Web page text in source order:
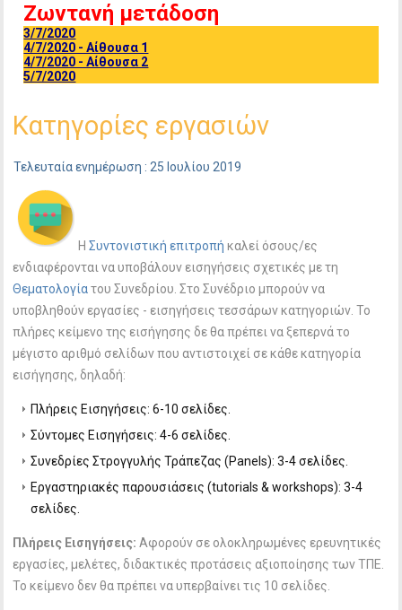
Ζωντανή μετάδοση
3/7/2020
4/7/2020 - Αίθουσα 1
4/7/2020 - Αίθουσα 2
5/7/2020
Κατηγορίες εργασιών
Τελευταία ενημέρωση : 25 Ιουλίου 2019
Η Συντονιστική επιτροπή καλεί όσους/ες
ενδιαφέρονται να υποβάλουν εισηγήσεις σχετικές με τη
Θεματολογίατου Συνεδρίου. Στο Συνέδριο μπορούν να
υποβληθούν εργασίες - εισηγήσεις τεσσάρων κατηγοριών. Το
πλήρες κείμενο της εισήγησης δε θα πρέπει να ξεπερνά το
μέγιστο αριθμό σελίδων που αντιστοιχεί σε κάθε κατηγορία
εισήγησης, δηλαδή:
Πλήρεις Εισηγήσεις: 6-10 σελίδες.
Σύντομες Εισηγήσεις: 4-6 σελίδες.
Συνεδρίες Στρογγυλής Τράπεζας (Panels): 3-4 σελίδες.
Εργαστηριακές παρουσιάσεις (tutorials & workshops): 3-4
σελίδες.
Πλήρεις Εισηγήσεις:Αφορούν σε ολοκληρωμένες ερευνητικές
εργασίες, μελέτες, διδακτικές προτάσεις αξιοποίησης των ΤΠΕ.
Το κείμενο δεν θα πρέπει να υπερβαίνει τις 10 σελίδες.